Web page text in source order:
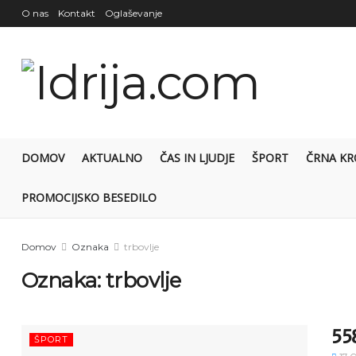
O nas Kontakt Oglaševanje
DOMOV AKTUALNO ČAS IN LJUDJE ŠPORT ČRNA
PROMOCIJSKO BESEDILO
Domov Oznaka trbovlje
Oznaka:trbovlje
ŠPORT